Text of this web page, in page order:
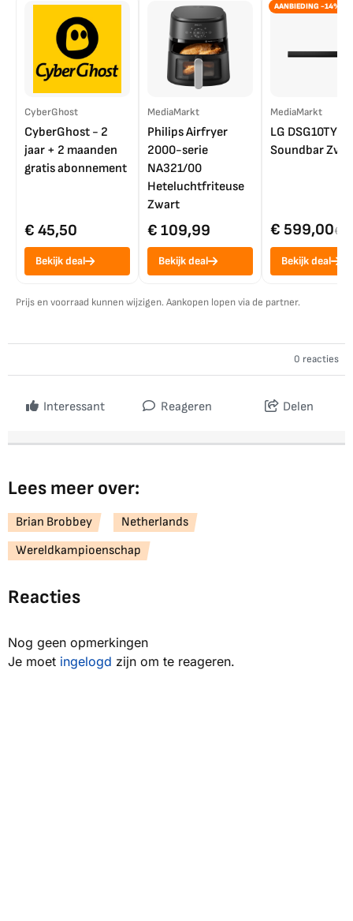
CyberGhost
CyberGhost - 2
jaar + 2 maanden
gratis abonnement
€ 45,50
Bekijk deal
MediaMarkt
Philips Airfryer
2000-serie
NA321/00
Heteluchtfriteuse
Zwart
€ 109,99
Bekijk deal
AANBIEDING -14%
MediaMarkt
LG DSG10TY
Soundbar
€ 599,00€
Bekijk deal
Prijs en voorraad kunnen wijzigen. Aankopen lopen via de partner.
0 reacties
Interessant Reageren Delen
Lees meer over:
Brian Brobbey
Netherlands
Wereldkampioenschap
Reacties
Nog geen opmerkingen
Je moet ingelogd zijn om te reageren.